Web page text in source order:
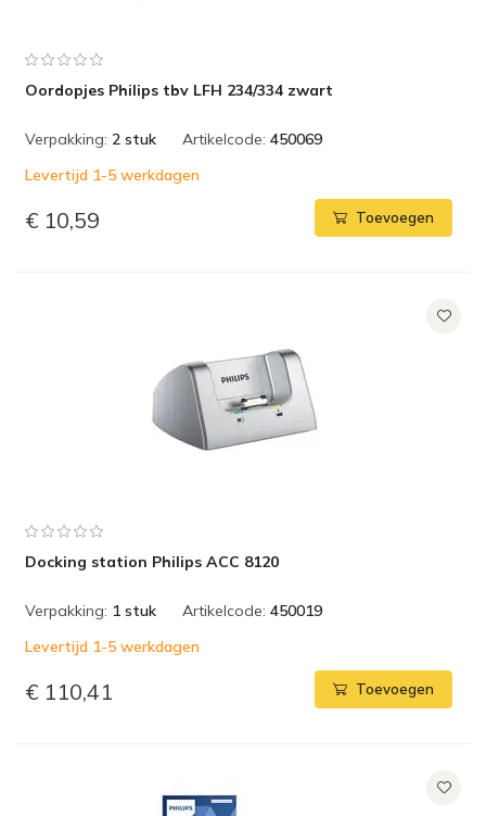
Oordopjes Philips tbv LFH 234/334 zwart
Verpakking: 2 stuk Artikelcode: 450069
Levertijd 1-5 werkdagen
€ 10,59 Toevoegen
Docking station Philips ACC 8120
Verpakking: 1 stuk Artikelcode: 450019
Levertijd 1-5 werkdagen
€ 110,41 Toevoegen